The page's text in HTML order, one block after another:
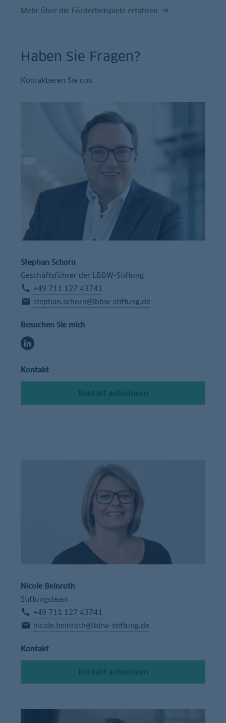
Mehr über die Förderbeispiele erfahren
Haben Sie Fragen?
Kontaktieren Sie uns
Stephan Schorn
Geschäftsführer der LBBW-Stiftung
+49 711 127 43741
stephan.schorn@lbbw-stiftung.de
Besuchen Sie mich
Kontakt
Kontakt aufnehmen
Nicole Beinroth
Stiftungsteam
+49 711 127 43741
nicole.beinroth@lbbw-stiftung.de
Kontakt
Kontakt aufnehmen